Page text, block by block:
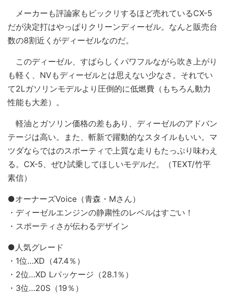
メーカーも評論家もビックリするほど売れているCX-5
だが決定打はやっぱりクリーンディーゼル。なんと販売台
数の8割近くがディーゼルなのだ。
このディーゼル、すばらしくパワフルながら吹き上がり
も軽く、NVもディーゼルとは思えない少なさ。それでい
て2Lガソリンモデルより圧倒的に低燃費（もちろん動力
性能も大差）。
軽油とガソリン価格の差もあり、ディーゼルのアドバン
テージは高い。また、斬新で躍動的なスタイルもいい。マ
ツダならではのスポーティで上質な走りもたっぷり味わえ
る。CX-5、ぜひ試乗してほしいモデルだ。（TEXT/竹平
素信）
●オーナーズVoice（青森・Mさん）
・ディーゼルエンジンの静粛性のレベルはすごい！
・スポーティさが伝わるデザイン
●人気グレード
・1位…XD（47.4％）
・2位…XD Lパッケージ（28.1％）
・3位…20S（19％）